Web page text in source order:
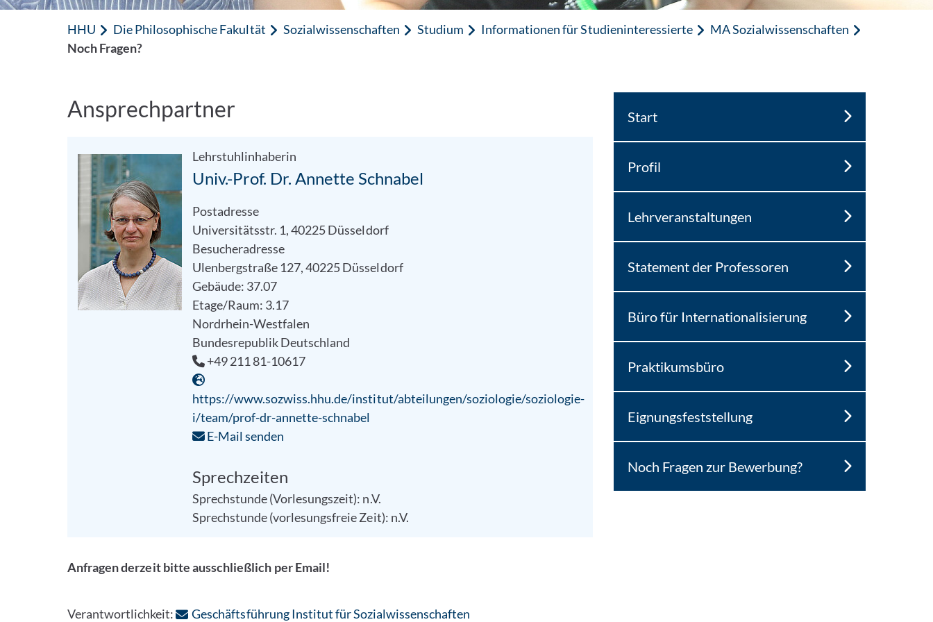
HHU Die Philosophische Fakultät Sozialwissenschaften Studium Informationen für Studieninteressierte
MA Sozialwissenschaften
Noch Fragen?
Ansprechpartner
Lehrstuhlinhaberin
Univ.-Prof. Dr. Annette Schnabel
Postadresse
Universitätsstr. 1, 40225 Düsseldorf
Besucheradresse
Ulenbergstraße 127, 40225 Düsseldorf
Gebäude: 37.07
Etage/Raum: 3.17
Nordrhein-Westfalen
Bundesrepublik Deutschland
+49 211 81-10617
https://www.sozwiss.hhu.de/institut/abteilungen/soziologie/soziologie-
i/team/prof-dr-annette-schnabel
E-Mail senden
Sprechzeiten
Sprechstunde (Vorlesungszeit): n.V.
Sprechstunde (vorlesungsfreie Zeit): n.V.
Anfragen derzeit bitte ausschließlich per Email!
Start
Profil
Lehrveranstaltungen
Statement der Professoren
Büro für Internationalisierung
Praktikumsbüro
Eignungsfeststellung
Noch Fragen zur Bewerbung?
Verantwortlichkeit: Geschäftsführung Institut für Sozialwissenschaften